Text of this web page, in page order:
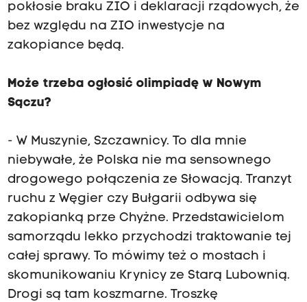
pokłosie braku ZIO i deklaracji rządowych, że
bez względu na ZIO inwestycje na
zakopiance będą.
Może trzeba ogłosić olimpiadę w Nowym
Sączu?
- W Muszynie, Szczawnicy. To dla mnie
niebywałe, że Polska nie ma sensownego
drogowego połączenia ze Słowacją. Tranzyt
ruchu z Węgier czy Bułgarii odbywa się
zakopianką prze Chyżne. Przedstawicielom
samorządu lekko przychodzi traktowanie tej
całej sprawy. To mówimy też o mostach i
skomunikowaniu Krynicy ze Starą Lubownią.
Drogi są tam koszmarne. Troszkę